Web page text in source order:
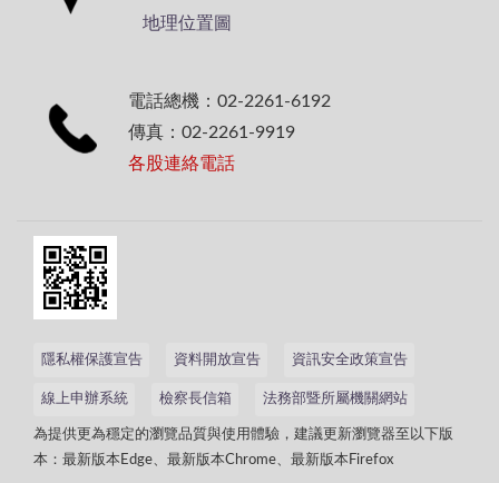
地理位置圖
電話總機：02-2261-6192
傳真：02-2261-9919
各股連絡電話
隱私權保護宣告 資料開放宣告 資訊安全政策宣告
線上申辦系統 檢察長信箱 法務部暨所屬機關網站
為提供更為穩定的瀏覽品質與使用體驗，建議更新瀏覽器至以下版
本：最新版本Edge、最新版本Chrome、最新版本Firefox